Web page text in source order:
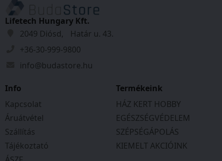
szürke színben kapható.
Lifetech Hungary Kft.
2049 Diósd, Határ u. 43.
+36-30-999-9800
info@budastore.hu
Info
Kapcsolat
Áruátvétel
Szállítás
Tájékoztató
Termékeink
HÁZ KERT HOBBY
EGÉSZSÉGVÉDELEM
SZÉPSÉGÁPOLÁS
KIEMELT AKCIÓINK